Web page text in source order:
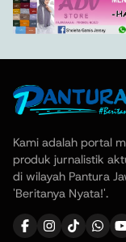
Kami adalah portal
produk jurnalistik
di wilayah Pantura
'Beritanya Nyata!'.